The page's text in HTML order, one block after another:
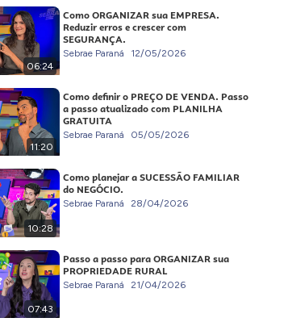
06:24
Como ORGANIZAR sua EMPRESA.
Reduzir erros e crescer com
SEGURANÇA.
Sebrae Paraná 12/05/2026
11:20
Como definir o PREÇO DE VENDA. Passo
a passo atualizado com PLANILHA
GRATUITA
Sebrae Paraná 05/05/2026
10:28
Como planejar a SUCESSÃO FAMILIAR
do NEGÓCIO.
Sebrae Paraná 28/04/2026
07:43
Passo a passo para ORGANIZAR sua
PROPRIEDADE RURAL
Sebrae Paraná 21/04/2026